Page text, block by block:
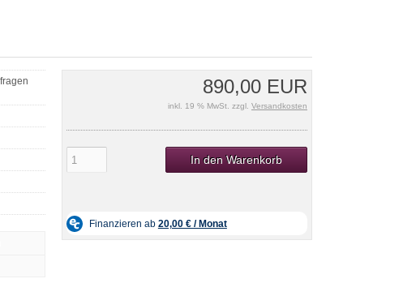
890,00 EUR
inkl. 19 % MwSt. zzgl. Versandkosten
In den Warenkorb